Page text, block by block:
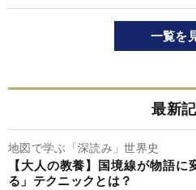
一覧を
最新
地図で学ぶ「深読み」世界史
【大人の教養】国境線が物語
る」テクニックとは？